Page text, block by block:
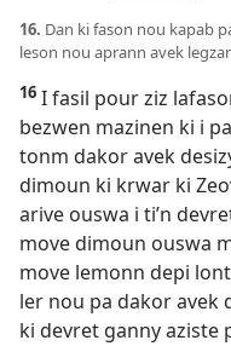
16. Dan ki fason nou kapab
leson nou aprann avek
16 I fasil pour ziz
bezwen mazinen ki i
tonm dakor avek
dimoun ki krwar ki
arive ouswa i ti’n
move dimoun ouswa
move lemonn depi
ler nou pa dakor avek
ki devret ganny aziste